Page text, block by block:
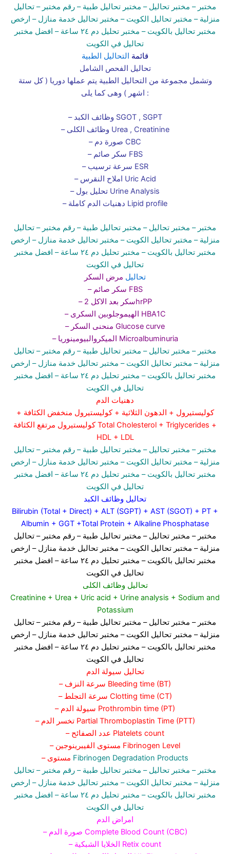
مختبر – مختبر تحاليل – مختبر تحاليل طبية – رقم مختبر – تحاليل
منزلية – مختبر تحاليل الكويت– مختبر تحاليل خدمة منازل – ارخص
مختبر تحاليل بالكويت – مختبر تحليل دم ٢٤ ساعة
– افضل مختبر
تحاليل في الكويت
قائمة التحاليل الطبية
تحاليل الفحص الشامل
وتشمل مجموعة من التحاليل الطبية يتم عملها دوريا ( كل ستة
اشهر ) وهى كما يلى :
– وظائف الكبد SGOT , SGPT
– وظائف الكلى Urea , Creatinine
– صورة دم CBC
– سكر صائم FBS
– سرعة ترسيب ESR
– املاح النقرس Uric Acid
– تحليل بول Urine Analysis
– دهنيات الدم كاملة Lipid profile
مختبر – مختبر تحاليل – مختبر تحاليل طبية – رقم مختبر – تحاليل
منزلية – مختبر تحاليل الكويت– مختبر تحاليل خدمة منازل – ارخص
مختبر تحاليل بالكويت – مختبر تحليل دم ٢٤ ساعة
– افضل مختبر
تحاليل في الكويت
تحاليل مرض السكر
– سكر صائم FBS
– سكر بعد الاكل 2hrPP
– الهيموجلوبين السكرى HBA1C
– منحنى السكر Glucose curve
– الميكروالبيومينوريا Microalbuminuria
مختبر – مختبر تحاليل – مختبر تحاليل طبية – رقم مختبر – تحاليل
منزلية – مختبر تحاليل الكويت– مختبر تحاليل خدمة منازل – ارخص
مختبر تحاليل بالكويت – مختبر تحليل دم ٢٤ ساعة
– افضل مختبر
تحاليل في الكويت
دهنيات الدم
كوليستيرول + الدهون الثلاثية + كوليستيرول منخفض الكثافة +
كوليستيرول مرتفع الكثافة Total Cholesterol + Triglycerides +
HDL + LDL
مختبر – مختبر تحاليل – مختبر تحاليل طبية – رقم مختبر – تحاليل
منزلية – مختبر تحاليل الكويت– مختبر تحاليل خدمة منازل – ارخص
مختبر تحاليل بالكويت – مختبر تحليل دم ٢٤ ساعة
– افضل مختبر
تحاليل في الكويت
تحاليل وظائف الكبد
Bilirubin (Total + Direct) + ALT (SGPT) + AST (SGOT) + PT +
Albumin + GGT +Total Protein + Alkaline Phosphatase
مختبر – مختبر تحاليل – مختبر تحاليل طبية – رقم مختبر – تحاليل
منزلية – مختبر تحاليل الكويت– مختبر تحاليل خدمة منازل – ارخص
مختبر تحاليل بالكويت – مختبر تحليل دم ٢٤ ساعة
– افضل مختبر
تحاليل في الكويت
تحاليل وظائف الكلى
Creatinine + Urea + Uric acid + Urine analysis + Sodium and
Potassium
مختبر – مختبر تحاليل – مختبر تحاليل طبية – رقم مختبر – تحاليل
منزلية – مختبر تحاليل الكويت– مختبر تحاليل خدمة منازل – ارخص
مختبر تحاليل بالكويت – مختبر تحليل دم ٢٤ ساعة
– افضل مختبر
تحاليل في الكويت
تحاليل سيولة الدم
– سرعة النزف Bleeding time (BT)
– سرعة التجلط Clotting time (CT)
– سيولة الدم Prothrombin time (PT)
– تخسر الدم Partial Thromboplastin Time (PTT)
– عدد الصفائح Platelets count
– مستوى الفيبرينوجين Fibrinogen Level
Fibrinogen Degradation Products
مختبر – مختبر تحاليل – مختبر تحاليل طبية – رقم مختبر – تحاليل
منزلية – مختبر تحاليل الكويت– مختبر تحاليل خدمة منازل – ارخص
مختبر تحاليل بالكويت – مختبر تحليل دم ٢٤ ساعة
– افضل مختبر
تحاليل في الكويت
امراض الدم
– صورة الدم Complete Blood Count (CBC)
– الخلايا الشبكية Retix count